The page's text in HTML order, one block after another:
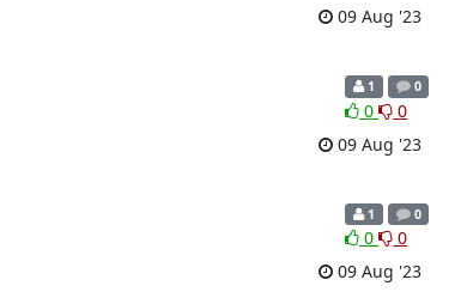
09 Aug '23
1 0
0
0
09 Aug '23
1 0
0
0
09 Aug '23